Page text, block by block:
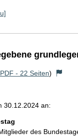
PDF - 22 Seiten)
30.12.2024 an:
des